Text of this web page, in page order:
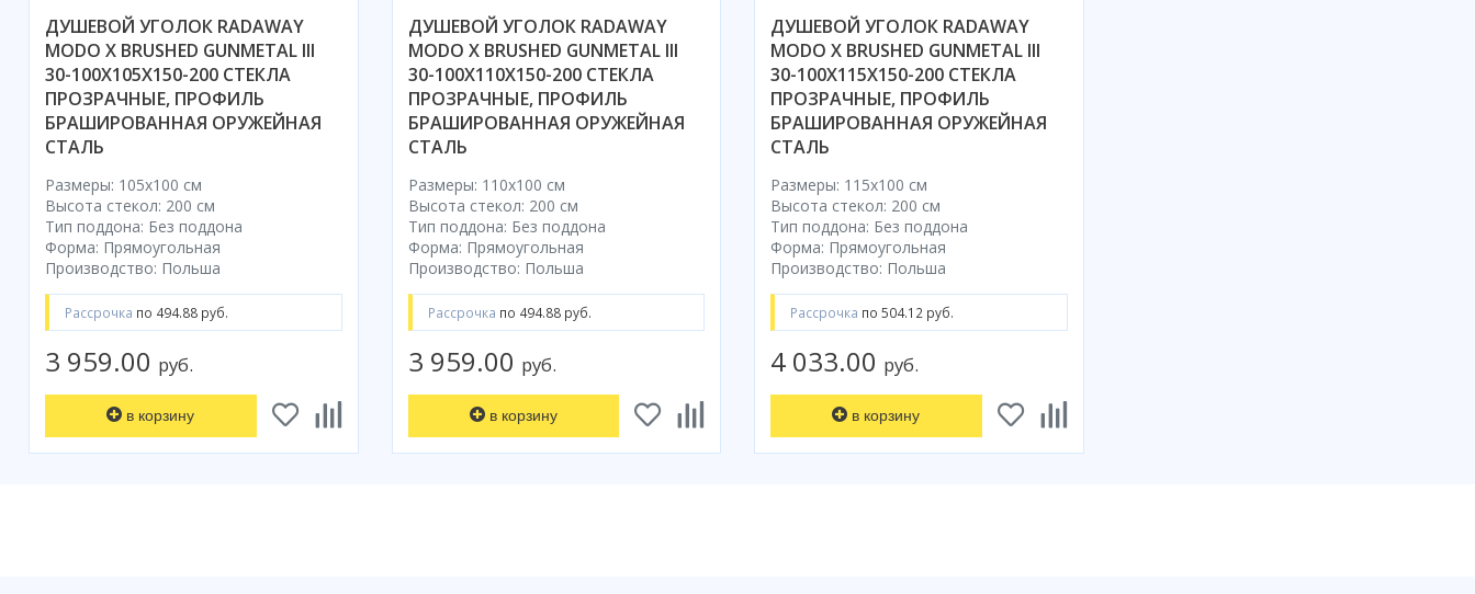
ДУШЕВОЙ УГОЛОК RADAWAY
MODO X BRUSHED GUNMETAL III
30-100X105X150-200 СТЕКЛА
ПРОЗРАЧНЫЕ, ПРОФИЛЬ
БРАШИРОВАННАЯ ОРУЖЕЙНАЯ
СТАЛЬ
Размеры: 105x100 cм
Высота стекол: 200 см
Тип поддона: Без поддона
Форма: Прямоугольная
Производство: Польша
Рассрочка по 494.88 руб.
3 959.00 руб.
в корзину
ДУШЕВОЙ УГОЛОК RADAWAY
MODO X BRUSHED GUNMETAL III
30-100X110X150-200 СТЕКЛА
ПРОЗРАЧНЫЕ, ПРОФИЛЬ
БРАШИРОВАННАЯ ОРУЖЕЙНАЯ
СТАЛЬ
Размеры: 110x100 cм
Высота стекол: 200 см
Тип поддона: Без поддона
Форма: Прямоугольная
Производство: Польша
Рассрочка по 494.88 руб.
3 959.00 руб.
в корзину
ДУШЕВОЙ УГОЛОК RADAWAY
MODO X BRUSHED GUNMETAL III
30-100X115X150-200 СТЕКЛА
ПРОЗРАЧНЫЕ, ПРОФИЛЬ
БРАШИРОВАННАЯ ОРУЖЕЙНАЯ
СТАЛЬ
Размеры: 115x100 cм
Высота стекол: 200 см
Тип поддона: Без поддона
Форма: Прямоугольная
Производство: Польша
Рассрочка по 504.12 руб.
4 033.00 руб.
в корзину